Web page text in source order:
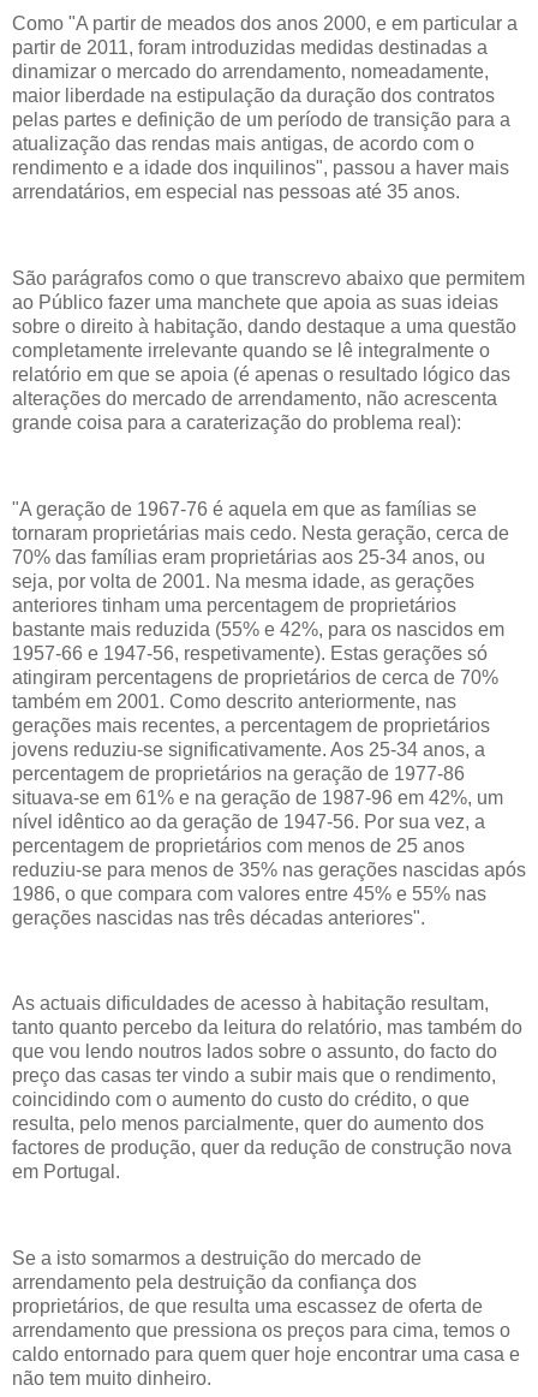
Como "A partir de meados dos anos 2000, e em particular a
partir de 2011, foram introduzidas medidas destinadas a
dinamizar o mercado do arrendamento, nomeadamente,
maior liberdade na estipulação da duração dos contratos
pelas partes e definição de um período de transição para a
atualização das rendas mais antigas, de acordo com o
rendimento e a idade dos inquilinos", passou a haver mais
arrendatários, em especial nas pessoas até 35 anos.
São parágrafos como o que transcrevo abaixo que permitem
ao Público fazer uma manchete que apoia as suas ideias
sobre o direito à habitação, dando destaque a uma questão
completamente irrelevante quando se lê integralmente o
relatório em que se apoia (é apenas o resultado lógico das
alterações do mercado de arrendamento, não acrescenta
grande coisa para a caraterização do problema real):
"A geração de 1967-76 é aquela em que as famílias se
tornaram proprietárias mais cedo. Nesta geração, cerca de
70% das famílias eram proprietárias aos 25-34 anos, ou
seja, por volta de 2001. Na mesma idade, as gerações
anteriores tinham uma percentagem de proprietários
bastante mais reduzida (55% e 42%, para os nascidos em
1957-66 e 1947-56, respetivamente). Estas gerações só
atingiram percentagens de proprietários de cerca de 70%
também em 2001. Como descrito anteriormente, nas
gerações mais recentes, a percentagem de proprietários
jovens reduziu-se significativamente. Aos 25-34 anos, a
percentagem de proprietários na geração de 1977-86
situava-se em 61% e na geração de 1987-96 em 42%, um
nível idêntico ao da geração de 1947-56. Por sua vez, a
percentagem de proprietários com menos de 25 anos
reduziu-se para menos de 35% nas gerações nascidas após
1986, o que compara com valores entre 45% e 55% nas
gerações nascidas nas três décadas anteriores".
As actuais dificuldades de acesso à habitação resultam,
tanto quanto percebo da leitura do relatório, mas também do
que vou lendo noutros lados sobre o assunto, do facto do
preço das casas ter vindo a subir mais que o rendimento,
coincidindo com o aumento do custo do crédito, o que
resulta, pelo menos parcialmente, quer do aumento dos
factores de produção, quer da redução de construção nova
em Portugal.
Se a isto somarmos a destruição do mercado de
arrendamento pela destruição da confiança dos
proprietários, de que resulta uma escassez de oferta de
arrendamento que pressiona os preços para cima, temos o
caldo entornado para quem quer hoje encontrar uma casa e
não tem muito dinheiro.